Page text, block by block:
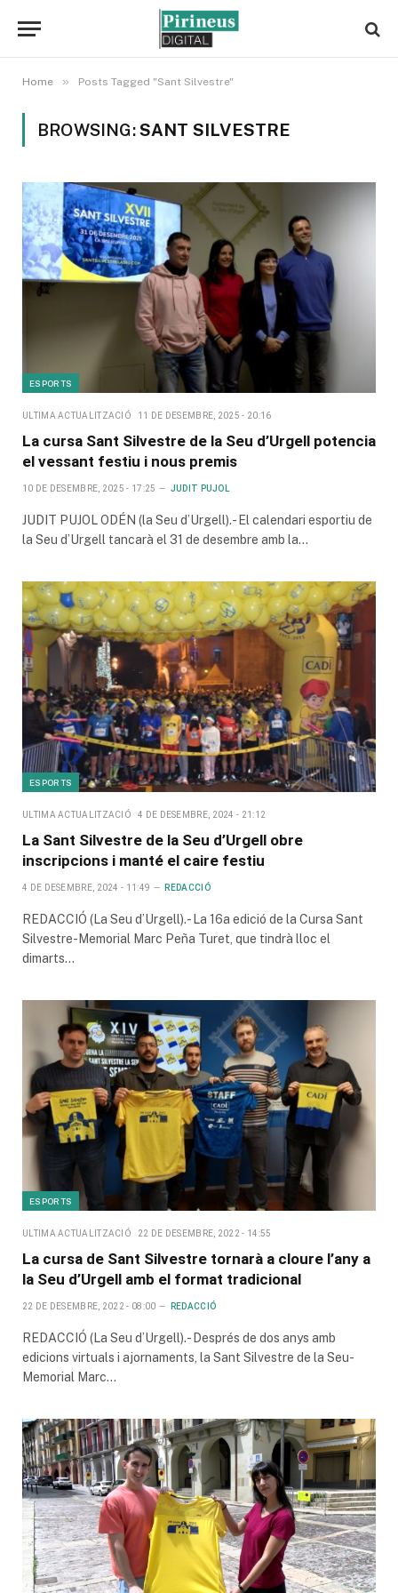
Home » Posts Tagged "Sant Silvestre"
BROWSING:SANT SILVESTRE
ESPORTS
ULTIMA ACTUALITZACIÓ 11 DE DESEMBRE, 2025 - 20:16
La cursa Sant Silvestre de la Seu d’Urgell potencia
el vessant festiu i nous premis
10 DE DESEMBRE, 2025 - 17:25 JUDIT PUJOL
JUDIT PUJOL ODÉN (la Seu d’Urgell).- El calendari esportiu de
la Seu d’Urgell tancarà el 31 de desembre amb la…
ESPORTS
ULTIMA ACTUALITZACIÓ 4 DE DESEMBRE, 2024 - 21:12
La Sant Silvestre de la Seu d’Urgell obre
inscripcions i manté el caire festiu
4 DE DESEMBRE, 2024 - 11:49 REDACCIÓ
REDACCIÓ (La Seu d’Urgell).- La 16a edició de la Cursa Sant
Silvestre-Memorial Marc Peña Turet, que tindrà lloc el
dimarts…
ESPORTS
ULTIMA ACTUALITZACIÓ 22 DE DESEMBRE, 2022 - 14:55
La cursa de Sant Silvestre tornarà a cloure l’any a
la Seu d’Urgell amb el format tradicional
22 DE DESEMBRE, 2022 - 08:00 REDACCIÓ
REDACCIÓ (La Seu d’Urgell).- Després de dos anys amb
edicions virtuals i ajornaments, la Sant Silvestre de la Seu-
Memorial Marc…